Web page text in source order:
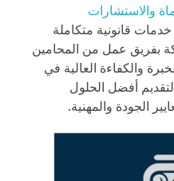
والاستشارات
قانونية متكاملة
بفريق عمل من المحامين
والكفاءة العالية في
أفضل الحلول
الجودة والمهنية.